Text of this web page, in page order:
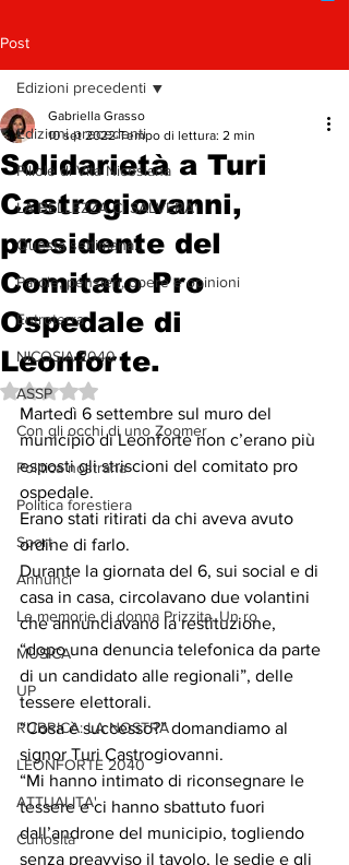
Post
Edizioni precedenti
Pillole di Vita Nicosiana
LA BELLEZZA CI SALVERA'
Questa settimana...
Parole, pensieri, opere e opinioni
Entroterra
NICOSIA 2040
ASSP
Con gli occhi di uno Zoomer
Politica nostrana
Politica forestiera
Sport
Annunci
Le memorie di donna Prizzita. Un ro
MUSICA
UP
RUBRICA: LA NOSTRA
LEONFORTE 2040
ATTUALITA'
Curiosità
Edizioni precedenti
Solidarietà a Turi
Castrogiovanni,
presidente del
Comitato Pro
Ospedale di
Leonforte.
Gabriella Grasso
10 set 2022 Tempo di lettura: 2 min
Valutazione NaN stelle su 5.
Martedì 6 settembre sul muro del
municipio di Leonforte non c’erano più
esposti gli striscioni del comitato pro
ospedale.
Erano stati ritirati da chi aveva avuto
ordine di farlo.
Durante la giornata del 6, sui social e di
casa in casa, circolavano due volantini
che annunciavano la restituzione,
“dopo una denuncia telefonica da parte
di un candidato alle regionali”, delle
tessere elettorali.
“Cosa è successo?” domandiamo al
signor Turi Castrogiovanni.
“Mi hanno intimato di riconsegnare le
tessere e ci hanno sbattuto fuori
dall’androne del municipio, togliendo
senza preavviso il tavolo, le sedie e gli